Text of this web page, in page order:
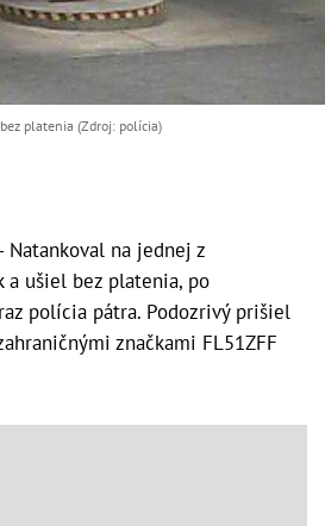
platenia (Zdroj: polícia)
- Natankoval na jednej z
a ušiel bez platenia, po
polícia pátra. Podozrivý prišiel
značkami FL51ZFF